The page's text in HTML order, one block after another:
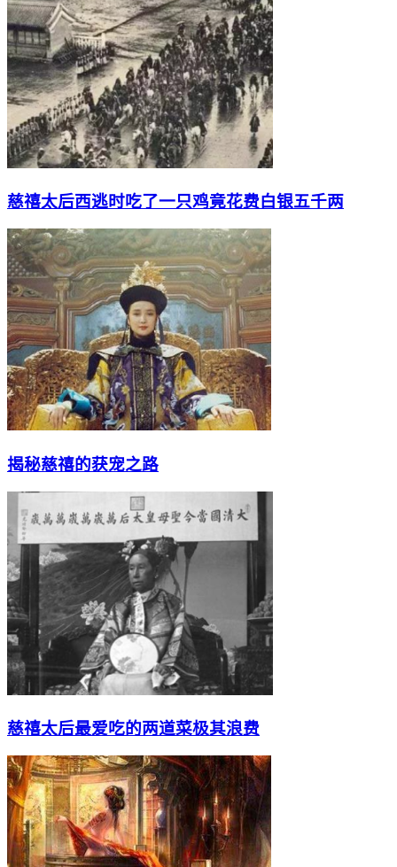
慈禧太后西逃时吃了一只鸡竟花费白银五千两
揭秘慈禧的获宠之路
慈禧太后最爱吃的两道菜极其浪费